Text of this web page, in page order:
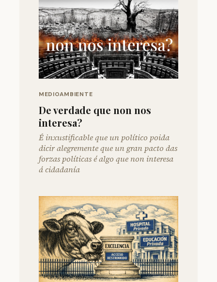
MEDIOAMBIENTE
De verdade que non nos
interesa?
É inxustificable que un político poida
dicir alegremente que un gran pacto das
forzas políticas é algo que non interesa
á cidadanía